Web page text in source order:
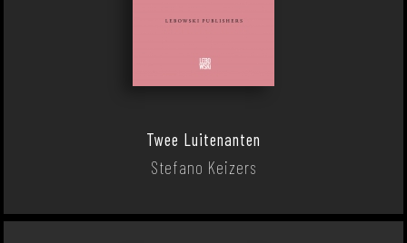
Twee Luitenanten
Stefano Keizers